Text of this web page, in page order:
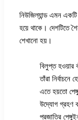
নিউজিল্যান্ড এমন
হয়ে থাকে। দেশটিতে
শেখানো হয়।
বিলুপ্ত হওয়ার
তাঁরা
এতে হয়তো
উদ্যোগ গ্রহণ
প্রজাতির